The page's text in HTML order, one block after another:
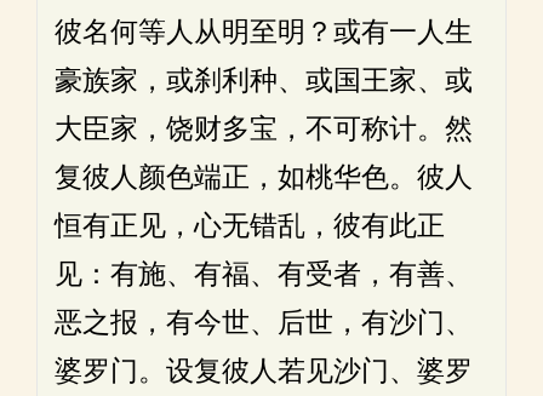
彼名何等人从明至明？或有一人生
豪族家，或刹利种、或国王家、或
大臣家，饶财多宝，不可称计。然
复彼人颜色端正，如桃华色。彼人
恒有正见，心无错乱，彼有此正
见：有施、有福、有受者，有善、
恶之报，有今世、后世，有沙门、
婆罗门。设复彼人若见沙门、婆罗